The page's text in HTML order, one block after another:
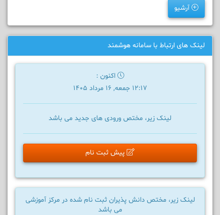
آرشیو
لینک های ارتباط با سامانه هوشمند
اکنون :
12:17 جمعه, 16 مرداد 1405
لینک زیر، مختص ورودی های جدید می باشد
پیش ثبت نام
لینک زیر، مختص دانش پذیران ثبت نام شده در مرکز آموزشی
می باشد